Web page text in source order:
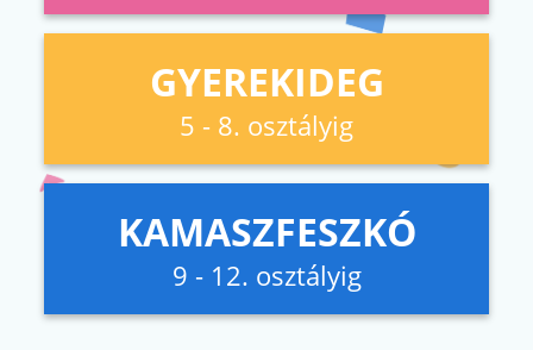
GYEREKIDEG
5 - 8. osztályig
KAMASZFESZKÓ
9 - 12. osztályig